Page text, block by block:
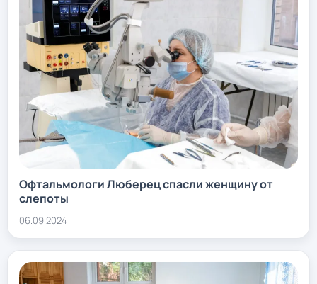
Офтальмологи Люберец спасли женщину от
слепоты
06.09.2024